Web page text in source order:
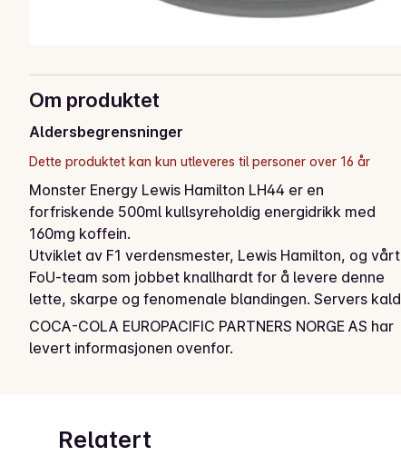
Om produktet
Aldersbegrensninger
Dette produktet kan kun utleveres til personer over 16 år
Monster Energy Lewis Hamilton LH44 er en
forfriskende 500ml kullsyreholdig energidrikk med
160mg koffein.
Utviklet av F1 verdensmester, Lewis Hamilton, og vårt
FoU-team som jobbet knallhardt for å levere denne
lette, skarpe og fenomenale blandingen. Servers kald
for maksimal forfriskning.
COCA-COLA EUROPACIFIC PARTNERS NORGE AS har
levert informasjonen ovenfor.
Relatert